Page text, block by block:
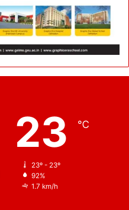
23 ℃
23º - 23º
92%
1.7 km/h